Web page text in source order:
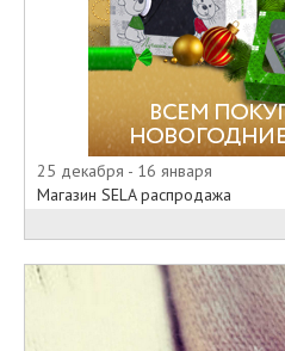
25 декабря - 16 января
Магазин SELA распродажа